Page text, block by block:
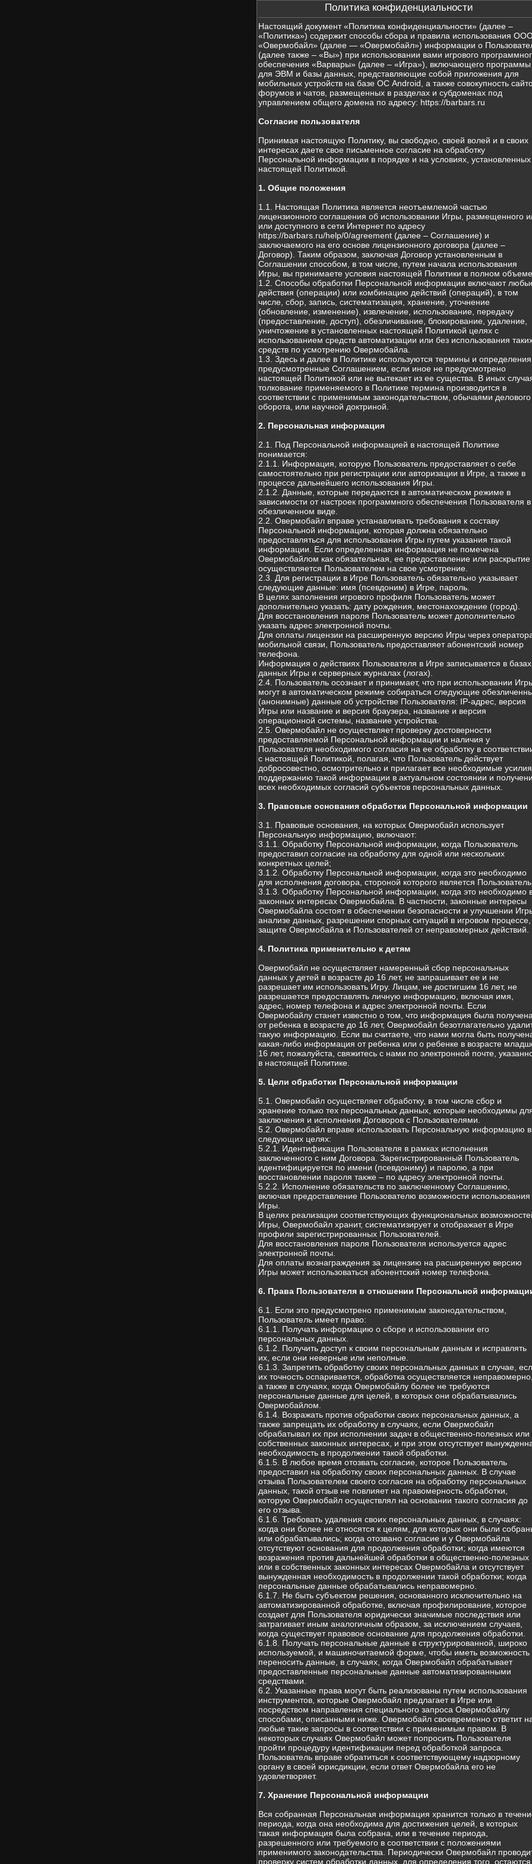
Политика конфиденциальности
Настоящий документ «Политика конфиденциальности» (далее –
«Политика») содержит способы сбора и правила использования
«Овермобайл» (далее — «Овермобайл») информации о
(далее также – «Вы») при использовании вами игрового
обеспечения «Варвары» (далее – «Игра»), включающего программы
для ЭВМ и базы данных, представляющие собой приложения для
мобильных устройств на базе ОС Android, а также совокупность
форумов и чатов, размещенных в разделах и субдоменах под
управлением общего домена по адресу: https://barbars.ru
Согласие пользователя
Принимая настоящую Политику, вы свободно, своей волей и в своих
интересах даете свое письменное согласие на обработку
Персональной информации в порядке и на условиях, установленных
настоящей Политикой.
1. Общие положения
1.1. Настоящая Политика является неотъемлемой частью
лицензионного соглашения об использовании Игры, размещенного
или доступного в сети Интернет по адресу
https://barbars.ru/help/0/agreement (далее – Соглашение) и
заключаемого на его основе лицензионного договора (далее –
Договор). Таким образом, заключая Договор установленным в
Соглашении способом, в том числе, путем начала использования
Игры, вы принимаете условия настоящей Политики в полном объеме.
1.2. Способы обработки Персональной информации включают
действия (операции) или комбинацию действий (операций), в том
числе, сбор, запись, систематизация, хранение, уточнение
(обновление, изменение), извлечение, использование, передачу
(предоставление, доступ), обезличивание, блокирование, удаление,
уничтожение в установленных настоящей Политикой целях с
использованием средств автоматизации или без использования
средств по усмотрению Овермобайла.
1.3. Здесь и далее в Политике используются термины и определения,
предусмотренные Соглашением, если иное не предусмотрено
настоящей Политикой или не вытекает из ее существа. В иных
толкование применяемого в Политике термина производится в
соответствии с применимым законодательством, обычаями делового
оборота, или научной доктриной.
2. Персональная информация
2.1. Под Персональной информацией в настоящей Политике
понимается:
2.1.1. Информация, которую Пользователь предоставляет о себе
самостоятельно при регистрации или авторизации в Игре, а также в
процессе дальнейшего использования Игры.
2.1.2. Данные, которые передаются в автоматическом режиме в
зависимости от настроек программного обеспечения Пользователя в
обезличенном виде.
2.2. Овермобайл вправе устанавливать требования к составу
Персональной информации, которая должна обязательно
предоставляться для использования Игры путем указания такой
информации. Если определенная информация не помечена
Овермобайлом как обязательная, ее предоставление или раскрытие
осуществляется Пользователем на свое усмотрение.
2.3. Для регистрации в Игре Пользователь обязательно указывает
следующие данные: имя (псевдоним) в Игре, пароль.
В целях заполнения игрового профиля Пользователь может
дополнительно указать: дату рождения, местонахождение (город).
Для восстановления пароля Пользователь может дополнительно
указать адрес электронной почты.
Для оплаты лицензии на расширенную версию Игры через
мобильной связи, Пользователь предоставляет абонентский номер
телефона.
Информация о действиях Пользователя в Игре записывается в базах
данных Игры и серверных журналах (логах).
2.4. Пользователь осознает и принимает, что при использовании
могут в автоматическом режиме собираться следующие
(анонимные) данные об устройстве Пользователя: IP-адрес, версия
Игры или название и версия браузера, название и версия
операционной системы, название устройства.
2.5. Овермобайл не осуществляет проверку достоверности
предоставляемой Персональной информации и наличия у
Пользователя необходимого согласия на ее обработку в
с настоящей Политикой, полагая, что Пользователь действует
добросовестно, осмотрительно и прилагает все необходимые
поддержанию такой информации в актуальном состоянии и
всех необходимых согласий субъектов персональных данных.
3. Правовые основания обработки Персональной информации
3.1. Правовые основания, на которых Овермобайл использует
Персональную информацию, включают:
3.1.1. Обработку Персональной информации, когда Пользователь
предоставил согласие на обработку для одной или нескольких
конкретных целей;
3.1.2. Обработку Персональной информации, когда это необходимо
для исполнения договора, стороной которого является
3.1.3. Обработку Персональной информации, когда это необходимо
законных интересах Овермобайла. В частности, законные интересы
Овермобайла состоят в обеспечении безопасности и улучшении
анализе данных, разрешении спорных ситуаций в игровом процессе,
защите Овермобайла и Пользователей от неправомерных действий.
4. Политика применительно к детям
Овермобайл не осуществляет намеренный сбор персональных
данных у детей в возрасте до 16 лет, не запрашивает ее и не
разрешает им использовать Игру. Лицам, не достигшим 16 лет, не
разрешается предоставлять личную информацию, включая имя,
адрес, номер телефона и адрес электронной почты. Если
Овермобайлу станет известно о том, что информация была получена
от ребенка в возрасте до 16 лет, Овермобайл безотлагательно
такую информацию. Если вы считаете, что нами могла быть
какая-либо информация от ребенка или о ребенке в возрасте
16 лет, пожалуйста, свяжитесь с нами по электронной почте,
в настоящей Политике.
5. Цели обработки Персональной информации
5.1. Овермобайл осуществляет обработку, в том числе сбор и
хранение только тех персональных данных, которые необходимы
заключения и исполнения Договоров с Пользователями.
5.2. Овермобайл вправе использовать Персональную информацию в
следующих целях:
5.2.1. Идентификация Пользователя в рамках исполнения
заключенного с ним Договора. Зарегистрированный Пользователь
идентифицируется по имени (псевдониму) и паролю, а при
восстановлении пароля также – по адресу электронной почты.
5.2.2. Исполнение обязательств по заключенному Соглашению,
включая предоставление Пользователю возможности использования
Игры.
В целях реализации соответствующих функциональных
Игры, Овермобайл хранит, систематизирует и отображает в Игре
профили зарегистрированных Пользователей.
Для восстановления пароля Пользователя используется адрес
электронной почты.
Для оплаты вознаграждения за лицензию на расширенную версию
Игры может использоваться абонентский номер телефона.
6. Права Пользователя в отношении Персональной
6.1. Если это предусмотрено применимым законодательством,
Пользователь имеет право:
6.1.1. Получать информацию о сборе и использовании его
персональных данных.
6.1.2. Получить доступ к своим персональным данным и исправлять
их, если они неверные или неполные.
6.1.3. Запретить обработку своих персональных данных в случае,
их точность оспаривается, обработка осуществляется неправомерно,
а также в случаях, когда Овермобайлу более не требуются
персональные данные для целей, в которых они обрабатывались
Овермобайлом.
6.1.4. Возражать против обработки своих персональных данных, а
также запрещать их обработку в случаях, если Овермобайл
обрабатывал их при исполнении задач в общественно-полезных или
собственных законных интересах, и при этом отсутствует
необходимость в продолжении такой обработки.
6.1.5. В любое время отозвать согласие, которое Пользователь
предоставил на обработку своих персональных данных. В случае
отзыва Пользователем своего согласия на обработку персональных
данных, такой отзыв не повлияет на правомерность обработки,
которую Овермобайл осуществлял на основании такого согласия до
его отзыва.
6.1.6. Требовать удаления своих персональных данных, в случаях:
когда они более не относятся к целям, для которых они были
или обрабатывались; когда отозвано согласие и у Овермобайла
отсутствуют основания для продолжения обработки; когда имеются
возражения против дальнейшей обработки в общественно-полезных
или в собственных законных интересах Овермобайла и отсутствует
вынужденная необходимость в продолжении такой обработки; когда
персональные данные обрабатывались неправомерно.
6.1.7. Не быть субъектом решения, основанного исключительно на
автоматизированной обработке, включая профилирование, которое
создает для Пользователя юридически значимые последствия или
затрагивает иным аналогичным образом, за исключением случаев,
когда существует правовое основание для продолжения обработки.
6.1.8. Получать персональные данные в структурированной, широко
используемой, и машиночитаемой форме, чтобы иметь возможность
переносить данные, в случаях, когда Овермобайл обрабатывает
предоставленные персональные данные автоматизированными
средствами.
6.2. Указанные права могут быть реализованы путем использования
инструментов, которые Овермобайл предлагает в Игре или
посредством направления специального запроса Овермобайлу
способами, описанными ниже. Овермобайл своевременно ответит
любые такие запросы в соответствии с применимым правом. В
некоторых случаях Овермобайл может попросить Пользователя
пройти процедуру идентификации перед обработкой запроса.
Пользователь вправе обратиться к соответствующему надзорному
органу в своей юрисдикции, если ответ Овермобайла его не
удовлетворяет.
7. Хранение Персональной информации
Вся собранная Персональная информация хранится только в
периода, когда она необходима для достижения целей, в которых
такая информация была собрана, или в течение периода,
разрешенного или требуемого в соответствии с положениями
применимого законодательства. Периодически Овермобайл
проверку систем обработки данных, для определения того, остаются